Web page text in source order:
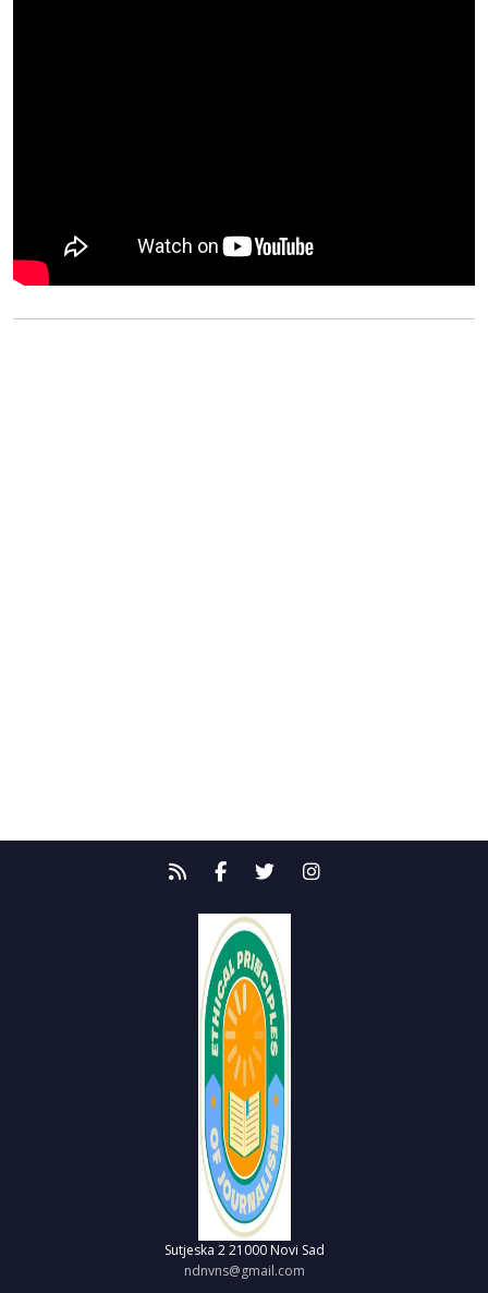
Sutjeska 2 21000 Novi Sad
ndnvns@gmail.com